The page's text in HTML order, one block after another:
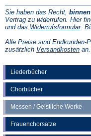
Liederbücher
Chorbücher
Messen / Geistliche Werke
Frauenchorsätze
Sie haben das Recht,
Vertrag zu widerrufen. Hier
und das Widerrufsformular.
Alle Preise sind Endkunden-
zusätzlich Versandkosten an.